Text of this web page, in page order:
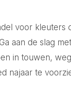
voor
aan de slag
in touwen,
najaar te